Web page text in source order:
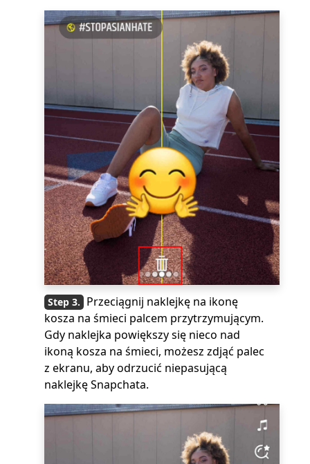
Przeciągnij naklejkę na ikonę
kosza na śmieci palcem przytrzymującym.
Gdy naklejka powiększy się nieco nad
ikoną kosza na śmieci, możesz zdjąć palec
z ekranu, aby odrzucić niepasującą
naklejkę Snapchata.